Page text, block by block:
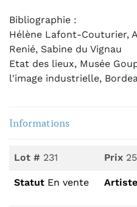
Bibliographie :
Hélène Lafont-Couturier,
Renié, Sabine du Vignau
Etat des lieux, Musée
l'image industrielle,
Informations
Lot # 231 Prix
Statut En vente Artiste